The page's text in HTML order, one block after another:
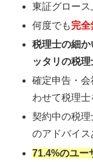
東証グロー
何度でも完全
税理士の細
ッタリの税
確定申告・
わせて税理
契約中の税
のアドバイス
71.4%のユー